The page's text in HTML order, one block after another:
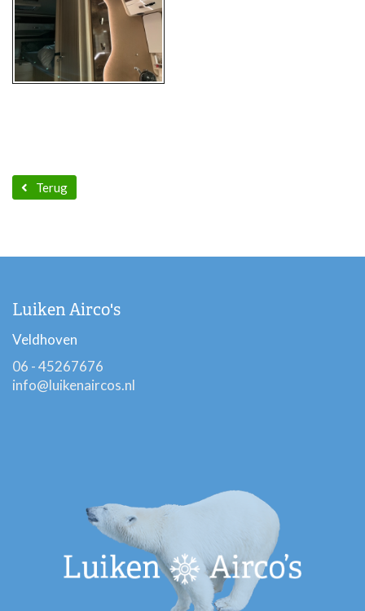
Terug
Luiken Airco's
Veldhoven
06 - 45267676
info@luikenaircos.nl